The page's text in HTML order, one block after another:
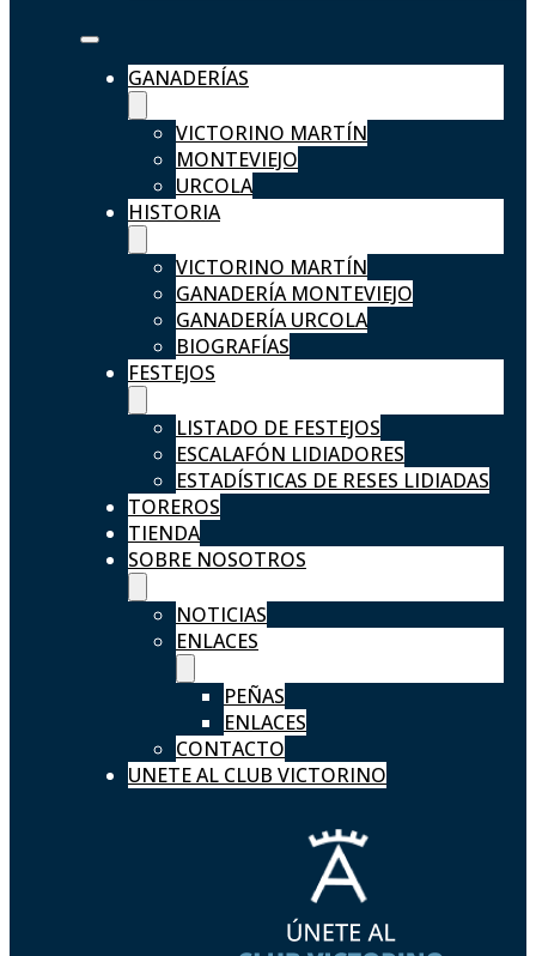
GANADERÍAS
VICTORINO MARTÍN
MONTEVIEJO
URCOLA
HISTORIA
VICTORINO MARTÍN
GANADERÍA MONTEVIEJO
GANADERÍA URCOLA
BIOGRAFÍAS
FESTEJOS
LISTADO DE FESTEJOS
ESCALAFÓN LIDIADORES
ESTADÍSTICAS DE RESES LIDIADAS
TOREROS
TIENDA
SOBRE NOSOTROS
NOTICIAS
ENLACES
PEÑAS
ENLACES
CONTACTO
UNETE AL CLUB VICTORINO